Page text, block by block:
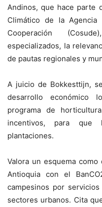
Andinos, que hace parte
Climático de la
Cooperación
especializados, la
de pautas regionales y
A juicio de Bokkesttijn,
desarrollo económico
programa de
incentivos, para que
plantaciones.
Valora un esquema
Antioquia con el
campesinos por
sectores urbanos. Cita